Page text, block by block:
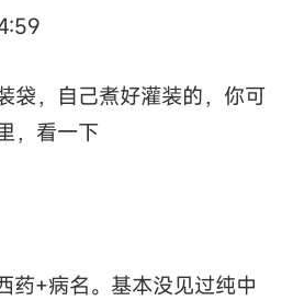
袋，自己煮好灌装的，你可
，看一下
药+病名。基本没见过纯中